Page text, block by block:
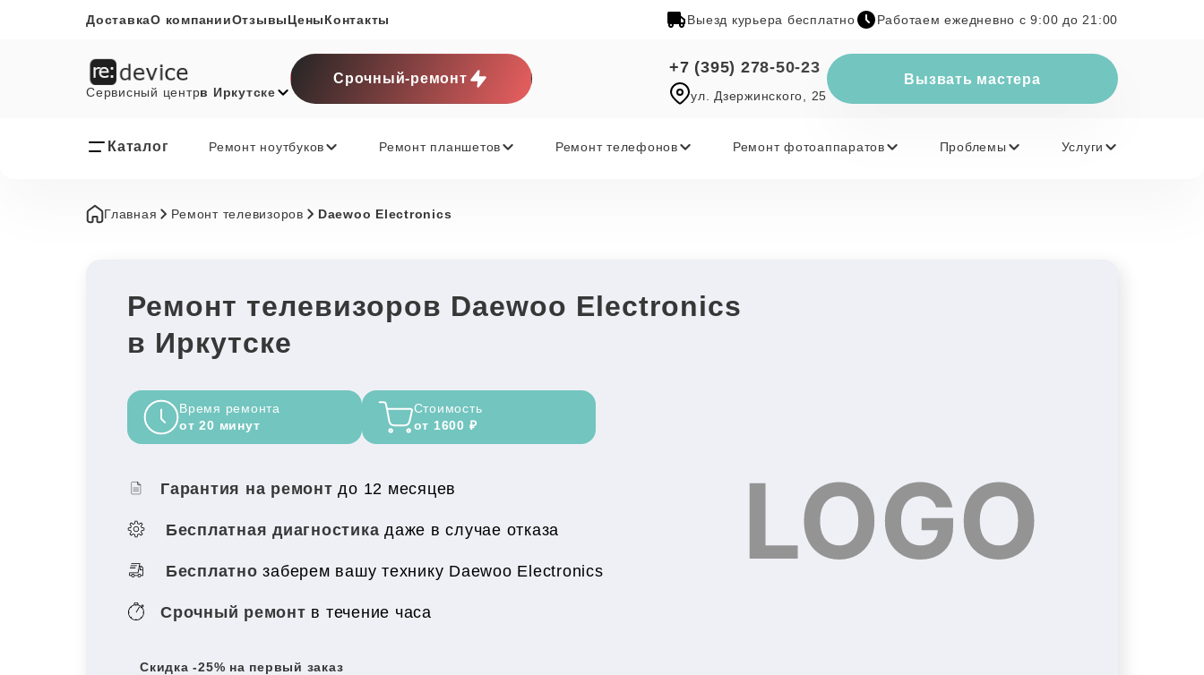
ДоставкаО компанииОтзывыЦеныКонтакты Выезд курьера бесплатно Работаем ежедневно с 9:00 до 21:00
Сервисный центрв Иркутске
Срочный-ремонт
+7 (395) 278-50-23
ул. Дзержинского, 25
Вызвать мастера
Каталог Ремонт ноутбуков Ремонт планшетов Ремонт телефонов Ремонт фотоаппаратов Проблемы Услуги
Главная Ремонт телевизоров Daewoo Electronics
Ремонт телевизоров Daewoo Electronics
в Иркутске
Время ремонта
от 20 минут
Стоимость
от 1600 ₽
Гарантия на ремонтдо 12 месяцев
Бесплатная диагностика даже в случае отказа
Бесплатно заберем вашу технику Daewoo Electronics
Срочный ремонт в течение часа
Скидка -25% на первый заказ